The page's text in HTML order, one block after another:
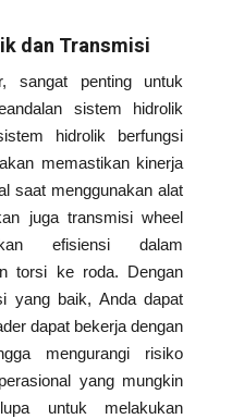
dan Transmisi
sangat penting untuk
sistem hidrolik
hidrolik berfungsi
memastikan kinerja
saat menggunakan alat
juga transmisi wheel
efisiensi dalam
torsi ke roda. Dengan
yang baik, Anda dapat
dapat bekerja dengan
mengurangi risiko
yang mungkin
untuk melakukan